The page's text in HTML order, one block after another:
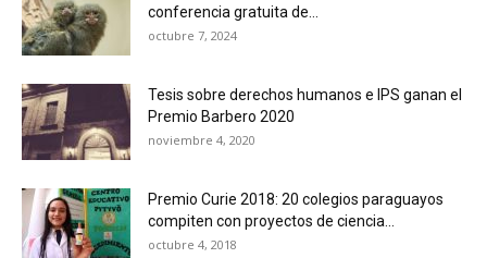
conferencia gratuita de...
octubre 7, 2024
Tesis sobre derechos humanos e IPS ganan el
Premio Barbero 2020
noviembre 4, 2020
Premio Curie 2018: 20 colegios paraguayos
compiten con proyectos de ciencia...
octubre 4, 2018